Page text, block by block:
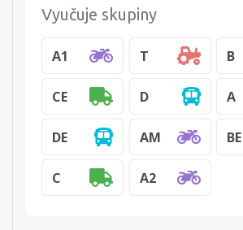
Vyučuje skupiny
A1 T B
CE D A
DE AM BE
C A2